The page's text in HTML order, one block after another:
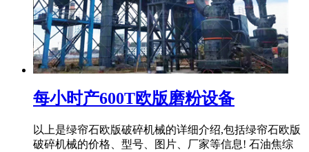
每小时产600T欧版磨粉设备
以上是绿帘石欧版破碎机械的详细介绍,包括绿帘石欧版
破碎机械的价格、型号、图片、厂家等信息! 石油焦综